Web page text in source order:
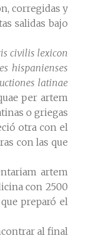
corregidas y
salidas bajo
civilis lexicon
hispanienses
latinae
per artem
o griegas
otra con el
con las que
artem
con 2500
que preparó el
al final